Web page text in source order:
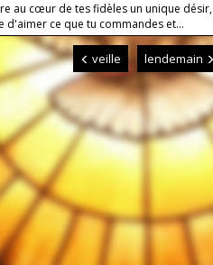
au cœur de tes fidèles un unique désir,
d'aimer ce que tu commandes et...
veille lendemain